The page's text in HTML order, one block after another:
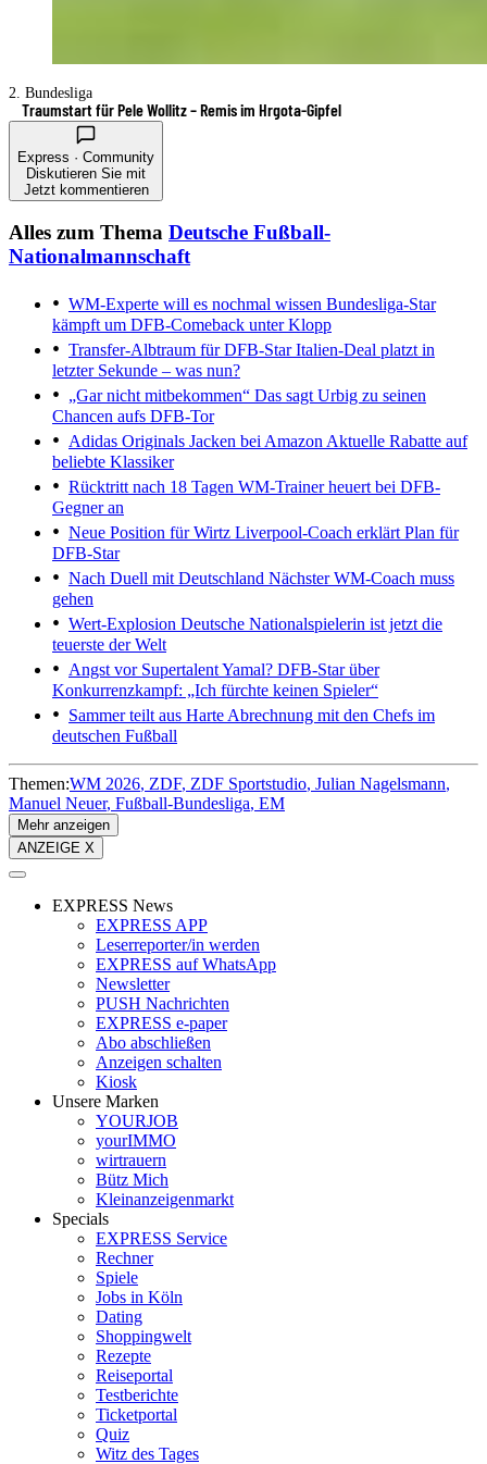
2. Bundesliga
Traumstart für Pele Wollitz – Remis im Hrgota-Gipfel
Express · Community
Diskutieren Sie mit
Jetzt kommentieren
Alles zum Thema Deutsche Fußball-
Nationalmannschaft
WM-Experte will es nochmal wissen Bundesliga-Star
kämpft um DFB-Comeback unter Klopp
Transfer-Albtraum für DFB-StarItalien-Deal platzt in
letzter Sekunde – was nun?
„Gar nicht mitbekommen“ Das sagt Urbig zu seinen
Chancen aufs DFB-Tor
Adidas Originals Jacken bei Amazon Aktuelle Rabatte auf
beliebte Klassiker
Rücktritt nach 18 Tagen WM-Trainer heuert bei DFB-
Gegner an
Neue Position für Wirtz Liverpool-Coach erklärt Plan für
DFB-Star
Nach Duell mit Deutschland Nächster WM-Coach muss
gehen
Wert-Explosion Deutsche Nationalspielerin ist jetzt die
teuerste der Welt
Angst vor Supertalent Yamal? DFB-Star über
Konkurrenzkampf: „Ich fürchte keinen Spieler“
Sammer teilt aus Harte Abrechnung mit den Chefs im
deutschen Fußball
Themen:WM 2026 ZDF ZDF Sportstudio Julian Nagelsmann
Manuel Neuer Fußball-Bundesliga EM
Mehr anzeigen
ANZEIGE X
EXPRESS News
EXPRESS APP
Leserreporter/in werden
EXPRESS auf WhatsApp
Newsletter
PUSH Nachrichten
EXPRESS e-paper
Abo abschließen
Anzeigen schalten
Kiosk
Unsere Marken
YOURJOB
yourIMMO
wirtrauern
Bütz Mich
Kleinanzeigenmarkt
Specials
EXPRESS Service
Rechner
Spiele
Jobs in Köln
Dating
Shoppingwelt
Rezepte
Reiseportal
Testberichte
Ticketportal
Quiz
Witz des Tages